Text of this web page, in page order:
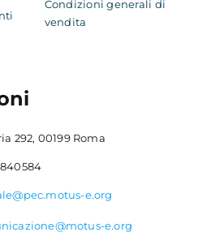
Condizioni generali di
vendita
292, 00199 Roma
e.org
e.org